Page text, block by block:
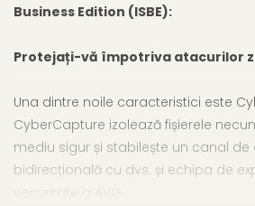
Business Edition (ISBE):
Protejați-vă împotriva atacurilor
Una dintre noile caracteristici este
CyberCapture izolează fișierele
mediu sigur și stabilește un canal
bidirecțională cu dvs. și echipa de